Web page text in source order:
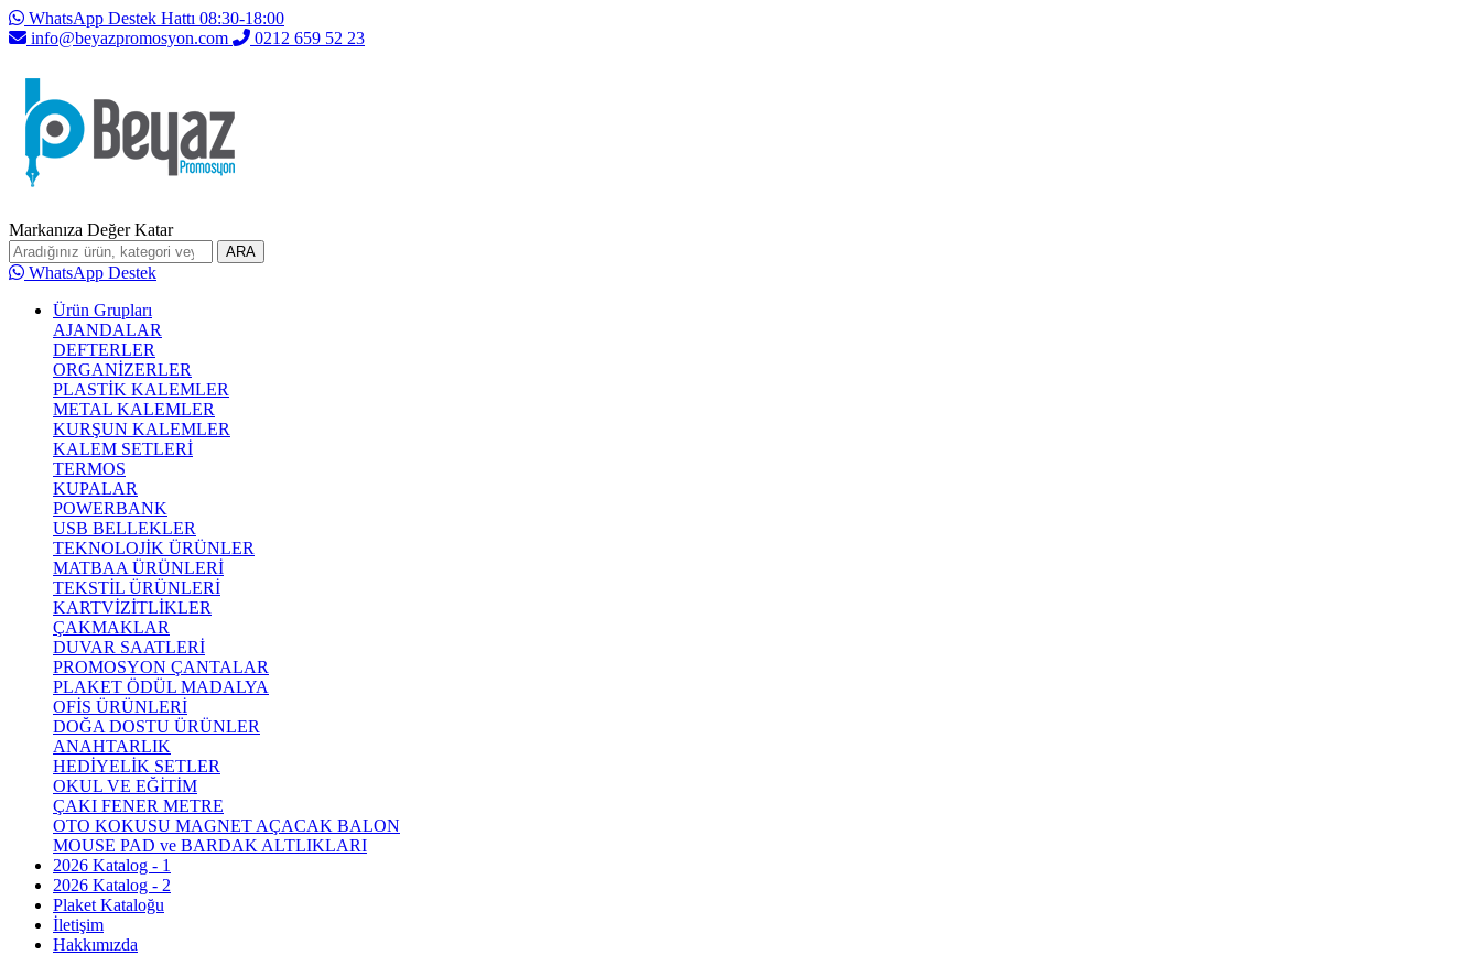
WhatsApp Destek Hattı 08:30-18:00
info@beyazpromosyon.com
0212 659 52 23
Markanıza Değer Katar
ARA
WhatsApp Destek
Ürün Grupları
AJANDALAR
DEFTERLER
ORGANİZERLER
PLASTİK KALEMLER
METAL KALEMLER
KURŞUN KALEMLER
KALEM SETLERİ
TERMOS
KUPALAR
POWERBANK
USB BELLEKLER
TEKNOLOJİK ÜRÜNLER
MATBAA ÜRÜNLERİ
TEKSTİL ÜRÜNLERİ
KARTVİZİTLİKLER
ÇAKMAKLAR
DUVAR SAATLERİ
PROMOSYON ÇANTALAR
PLAKET ÖDÜL MADALYA
OFİS ÜRÜNLERİ
DOĞA DOSTU ÜRÜNLER
ANAHTARLIK
HEDİYELİK SETLER
OKUL VE EĞİTİM
ÇAKI FENER METRE
OTO KOKUSU MAGNET AÇACAK BALON
MOUSE PAD ve BARDAK ALTLIKLARI
2026 Katalog - 1
2026 Katalog - 2
Plaket Kataloğu
İletişim
Hakkımızda